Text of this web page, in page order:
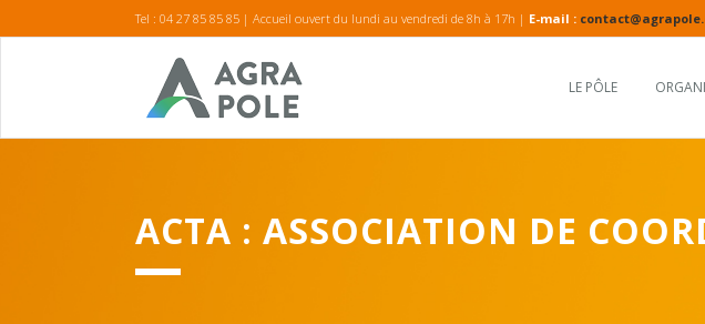
Tel : 04 27 85 85 85 | Accueil ouvert du lundi au vendredi de 8h à 17h | E-mail :
LE PÔLE
ACTA : ASSOCIATION DE